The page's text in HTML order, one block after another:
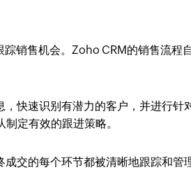
销售机会。Zoho CRM的销售流程
，快速识别有潜力的客户，并进行针
定有效的跟进策略。
成交的每个环节都被清晰地跟踪和管